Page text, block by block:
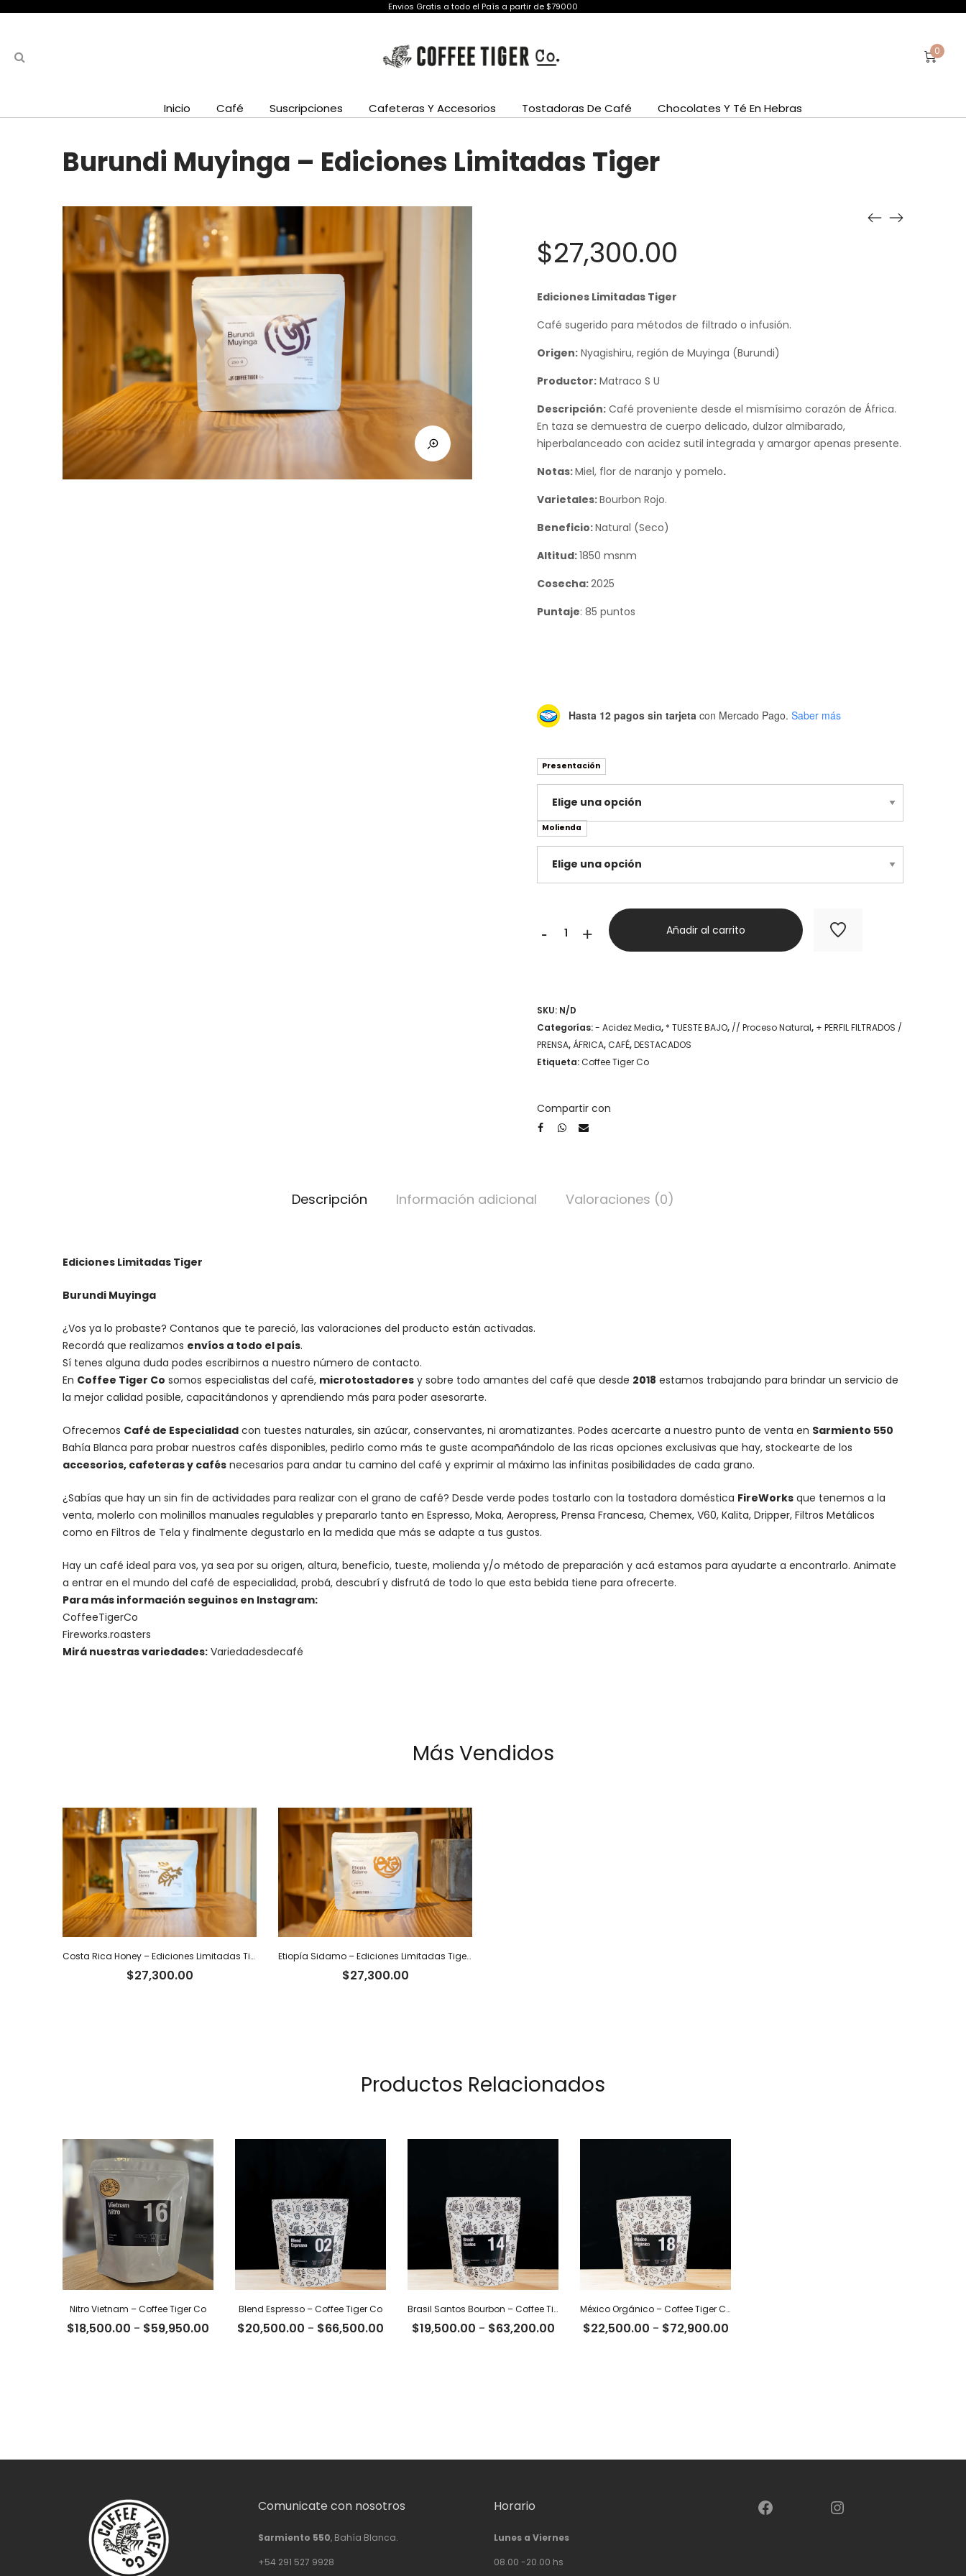
Envios Gratis a todo el País a partir de $79000
0
Inicio Café Suscripciones Cafeteras Y Accesorios Tostadoras De Café Chocolates Y Té En Hebras
Burundi Muyinga – Ediciones Limitadas Tiger
$27,300.00
Ediciones Limitadas Tiger
Café sugerido para métodos de filtrado o infusión.
Origen: Nyagishiru, región de Muyinga (Burundi)
Productor: Matraco S U
Descripción: Café proveniente desde el mismísimo corazón de África.
En taza se demuestra de cuerpo delicado, dulzor almibarado,
hiperbalanceado con acidez sutil integrada y amargor apenas presente.
Notas:Miel, flor de naranjo y pomelo.
Varietales:Bourbon Rojo.
Beneficio:Natural (Seco)
Altitud:1850 msnm
Cosecha:2025
Puntaje: 85 puntos
Hasta 12 pagos sin tarjeta con Mercado Pago. Saber más
Presentación
Molienda
-
Muyinga
Limitadas
Tiger
cantidad
+ Añadir al carrito
SKU: N/D
Categorías:- Acidez Media, * TUESTE BAJO, // Proceso Natural, + PERFIL FILTRADOS /
PRENSA, ÁFRICA,CAFÉ,DESTACADOS
Etiqueta:Coffee Tiger Co
Compartir con
Descripción Información adicional Valoraciones (0)
Ediciones Limitadas Tiger
Burundi Muyinga
¿Vos ya lo probaste? Contanos que te pareció, las valoraciones del producto están activadas.
Recordá que realizamos envíos a todo el país.
Sí tenes alguna duda podes escribirnos a nuestro número de contacto.
En Coffee Tiger Co somos especialistas del café, microtostadores y sobre todo amantes del café que desde 2018 estamos trabajando para brindar un servicio de
la mejor calidad posible, capacitándonos y aprendiendo más para poder asesorarte.
Ofrecemos Café de Especialidad con tuestes naturales, sin azúcar, conservantes, ni aromatizantes. Podes acercarte a nuestro punto de venta en Sarmiento 550
Bahía Blanca para probar nuestros cafés disponibles, pedirlo como más te guste acompañándolo de las ricas opciones exclusivas que hay, stockearte de los
accesorios, cafeteras y cafés necesarios para andar tu camino del café y exprimir al máximo las infinitas posibilidades de cada grano.
¿Sabías que hay un sin fin de actividades para realizar con el grano de café? Desde verde podes tostarlo con la tostadora doméstica FireWorks que tenemos a la
venta, molerlo con molinillos manuales regulables y prepararlo tanto en Espresso, Moka, Aeropress, Prensa Francesa, Chemex, V60, Kalita, Dripper, Filtros Metálicos
como en Filtros de Tela y finalmente degustarlo en la medida que más se adapte a tus gustos.
Hay un café ideal para vos, ya sea por su origen, altura, beneficio, tueste, molienda y/o método de preparación y acá estamos para ayudarte a encontrarlo. Animate
a entrar en el mundo del café de especialidad, probá, descubrí y disfrutá de todo lo que esta bebida tiene para ofrecerte.
Para más información seguinos en Instagram:
CoffeeTigerCo
Fireworks.roasters
Mirá nuestras variedades: Variedadesdecafé
Más Vendidos
Costa Rica Honey – Ediciones Limitadas Tiger – 250 g
$27,300.00
Etiopía Sidamo – Ediciones Limitadas Tiger – 250 g
$27,300.00
Productos Relacionados
Nitro Vietnam – Coffee Tiger Co
$18,500.00 - $59,950.00 Rango
Blend Espresso – Coffee Tiger Co
$20,500.00 - $66,500.00 Rango
Brasil Santos Bourbon – Coffee Tiger Co
$19,500.00 - $63,200.00Rango
México Orgánico – Coffee Tiger Co
$22,500.00 - $72,900.00Rango
Comunicate con nosotros
Sarmiento 550, Bahía Blanca.
+54 291 527 9928
Horario
Lunes a Viernes
08.00 -20.00 hs
Facebook Instagram